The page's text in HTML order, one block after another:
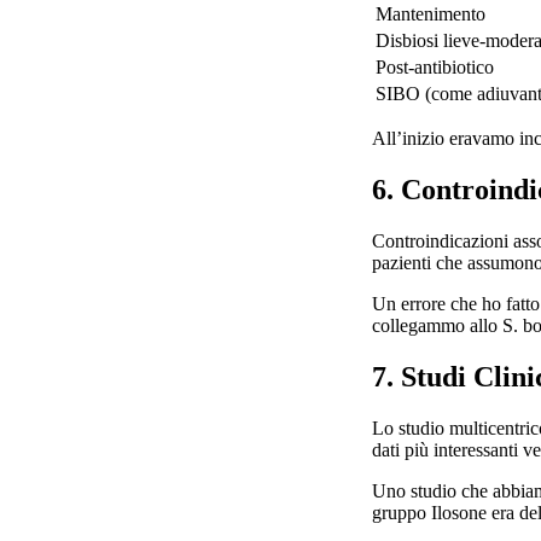
Mantenimento
Disbiosi lieve-
Post-antibiotico
SIBO (come
All’inizio eravamo
6.
Controindicazioni
pazienti che
Un errore che ho
collegammo allo S.
7. Studi
Lo studio
dati più interessanti
Uno studio che
gruppo Ilosone era